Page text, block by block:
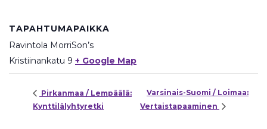
TAPAHTUMAPAIKKA
Ravintola MorriSon’s
Kristiinankatu 9 + Google Map
Pirkanmaa / Lempäälä:
Kynttilälyhtyretki
Varsinais-Suomi / Loimaa:
Vertaistapaaminen